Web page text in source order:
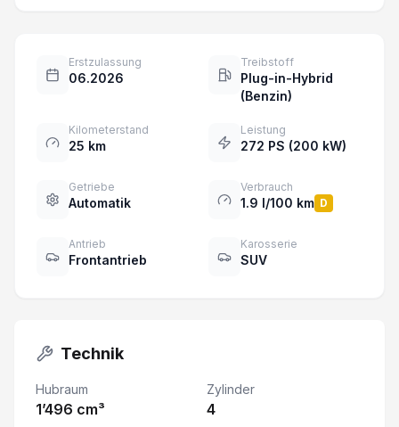
Erstzulassung
06.2026
Treibstoff
Plug-in-Hybrid
(Benzin)
Kilometerstand
25 km
Leistung
272 PS (200 kW)
Getriebe
Automatik
Verbrauch
1.9 l/100 km D
Antrieb
Frontantrieb
Karosserie
SUV
Technik
Hubraum
1’496 cm³
Zylinder
4